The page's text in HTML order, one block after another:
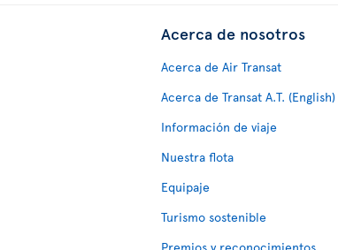
Acerca de nosotros
Acerca de Air Transat
Acerca de Transat A.T. (English)
Información de viaje
Nuestra flota
Equipaje
Turismo sostenible